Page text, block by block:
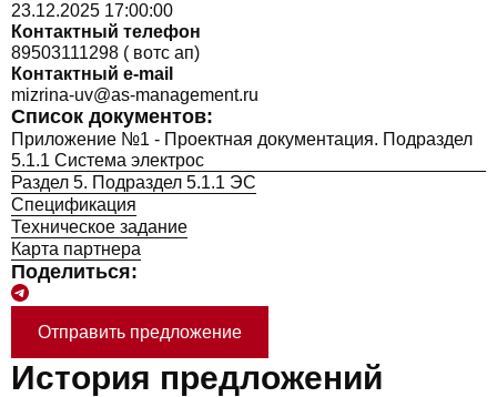
23.12.2025 17:00:00
Контактный телефон
89503111298 ( вотс ап)
Контактный e-mail
mizrina-uv@as-management.ru
Список документов:
Приложение №1 - Проектная документация. Подраздел
5.1.1 Система электрос
Раздел 5. Подраздел 5.1.1 ЭС
Спецификация
Техническое задание
Карта партнера
Поделиться:
Отправить предложение
История предложений